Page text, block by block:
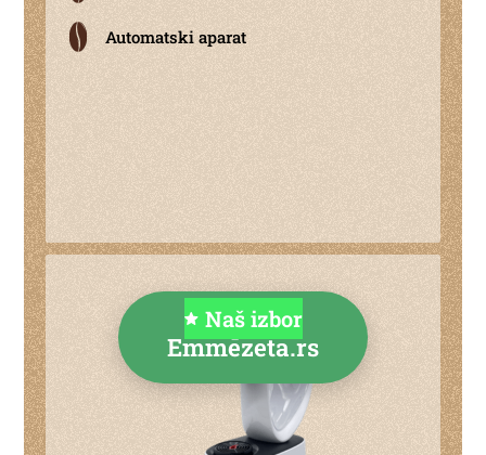
Automatski aparat
Kupi na
Emmezeta.rs
Naš izbor